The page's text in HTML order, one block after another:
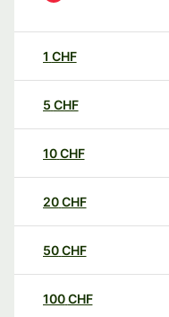
1 CHF
5 CHF
10CHF
20CHF
50CHF
100CHF